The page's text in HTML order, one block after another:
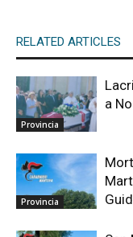
RELATED ARTICLES
Provincia
a
Provincia